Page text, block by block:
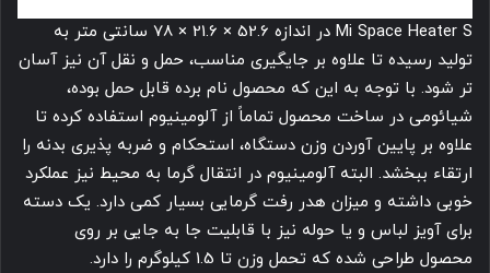
Mi Space Heater S در اندازه 52.6 × 21.6 × 78 سانتی متر به
تولید رسیده تا علاوه بر جایگیری مناسب، حمل و نقل آن نیز آسان
تر شود. با توجه به این که محصول نام برده قابل حمل بوده،
شیائومی در ساخت محصول تماماً از آلومینیوم استفاده کرده تا
علاوه بر پایین آوردن وزن دستگاه، استحکام و ضربه پذیری بدنه را
ارتقاء ببخشد. البته آلومینیوم در انتقال گرما به محیط نیز عملکرد
خوبی داشته و میزان هدر رفت گرمایی بسیار کمی دارد. یک دسته
برای آویز لباس و یا حوله نیز با قابلیت جا به جایی بر روی
محصول طراحی شده که تحمل وزن تا 1.5 کیلوگرم را دارد.